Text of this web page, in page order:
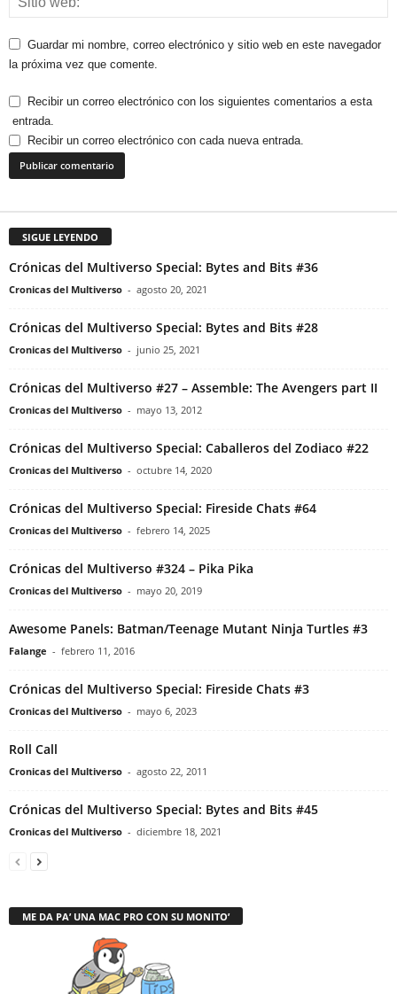
Guardar mi nombre, correo electrónico y sitio web en este navegador
la próxima vez que comente.
Recibir un correo electrónico con los siguientes comentarios a esta
entrada.
Recibir un correo electrónico con cada nueva entrada.
SIGUE LEYENDO
Crónicas del Multiverso Special: Bytes and Bits #36
Cronicas del Multiverso - agosto 20, 2021
Crónicas del Multiverso Special: Bytes and Bits #28
Cronicas del Multiverso - junio 25, 2021
Crónicas del Multiverso #27 – Assemble: The Avengers part II
Cronicas del Multiverso - mayo 13, 2012
Crónicas del Multiverso Special: Caballeros del Zodiaco #22
Cronicas del Multiverso - octubre 14, 2020
Crónicas del Multiverso Special: Fireside Chats #64
Cronicas del Multiverso - febrero 14, 2025
Crónicas del Multiverso #324 – Pika Pika
Cronicas del Multiverso - mayo 20, 2019
Awesome Panels: Batman/Teenage Mutant Ninja Turtles #3
Falange - febrero 11, 2016
Crónicas del Multiverso Special: Fireside Chats #3
Cronicas del Multiverso - mayo 6, 2023
Roll Call
Cronicas del Multiverso - agosto 22, 2011
Crónicas del Multiverso Special: Bytes and Bits #45
Cronicas del Multiverso - diciembre 18, 2021
ME DA PA’ UNA MAC PRO CON SU MONITO’